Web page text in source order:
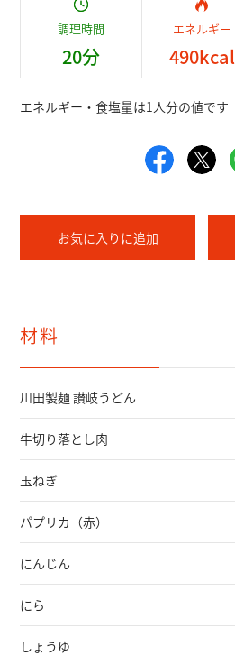
調理時間
20分
エネルギー
490kcal
エネルギー・食塩量は1人分の値です
お気に入りに追加
材料
川田製麺 讃岐うどん
牛切り落とし肉
玉ねぎ
パプリカ （赤）
にんじん
にら
しょうゆ